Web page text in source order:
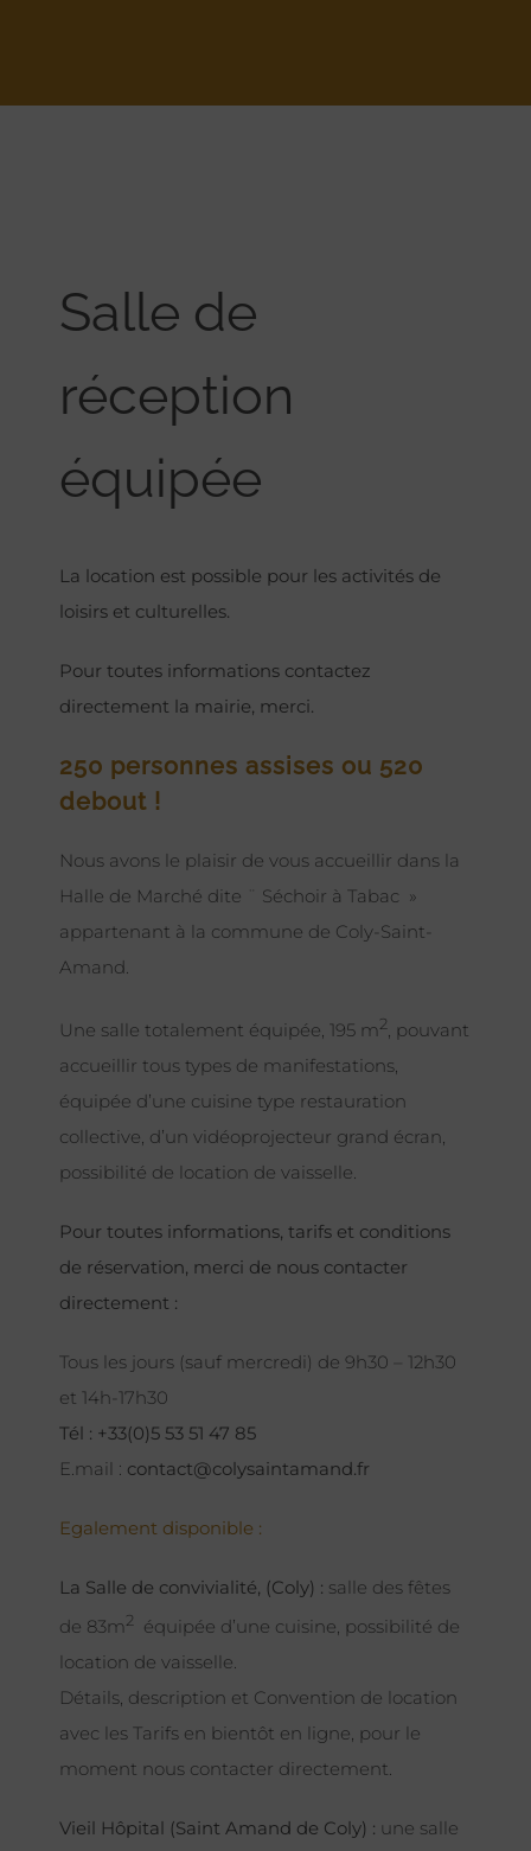
Salle de
réception
équipée
La location est possible pour les activités de
loisirs et culturelles.
Pour toutes informations contactez
directement la mairie, merci.
250 personnes assises ou 520
debout !
Nous avons le plaisir de vous accueillir dans la
Halle de Marché dite ¨ Séchoir à Tabac »
appartenant à la commune de Coly-Saint-
Amand.
Une salle totalement équipée, 195 m2, pouvant
accueillir tous types de manifestations,
équipée d’une cuisine type restauration
collective, d’un vidéoprojecteur grand écran,
possibilité de location de vaisselle.
Pour toutes informations, tarifs et conditions
de réservation, merci de nous contacter
directement :
Tous les jours (sauf mercredi) de 9h30 – 12h30
et 14h-17h30
Tél : +33(0)5 53 51 47 85
E.mail : contact@colysaintamand.fr
Egalement disponible :
La Salle de convivialité, (Coly) : salle des fêtes
de 83m2 équipée d’une cuisine, possibilité de
location de vaisselle.
Détails, description et Convention de location
avec les Tarifs en bientôt en ligne, pour le
moment nous contacter directement.
Vieil Hôpital (Saint Amand de Coly) : une salle